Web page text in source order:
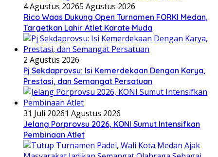
4 Agustus 20265 Agustus 2026
Rico Waas Dukung Open Turnamen FORKI Medan,
Targetkan Lahir Atlet Karate Muda
2 Agustus 2026
Pj Sekdaprovsu: Isi Kemerdekaan Dengan Karya,
Prestasi, dan Semangat Persatuan
31 Juli 20261 Agustus 2026
Jelang Porprovsu 2026, KONI Sumut Intensifkan
Pembinaan Atlet